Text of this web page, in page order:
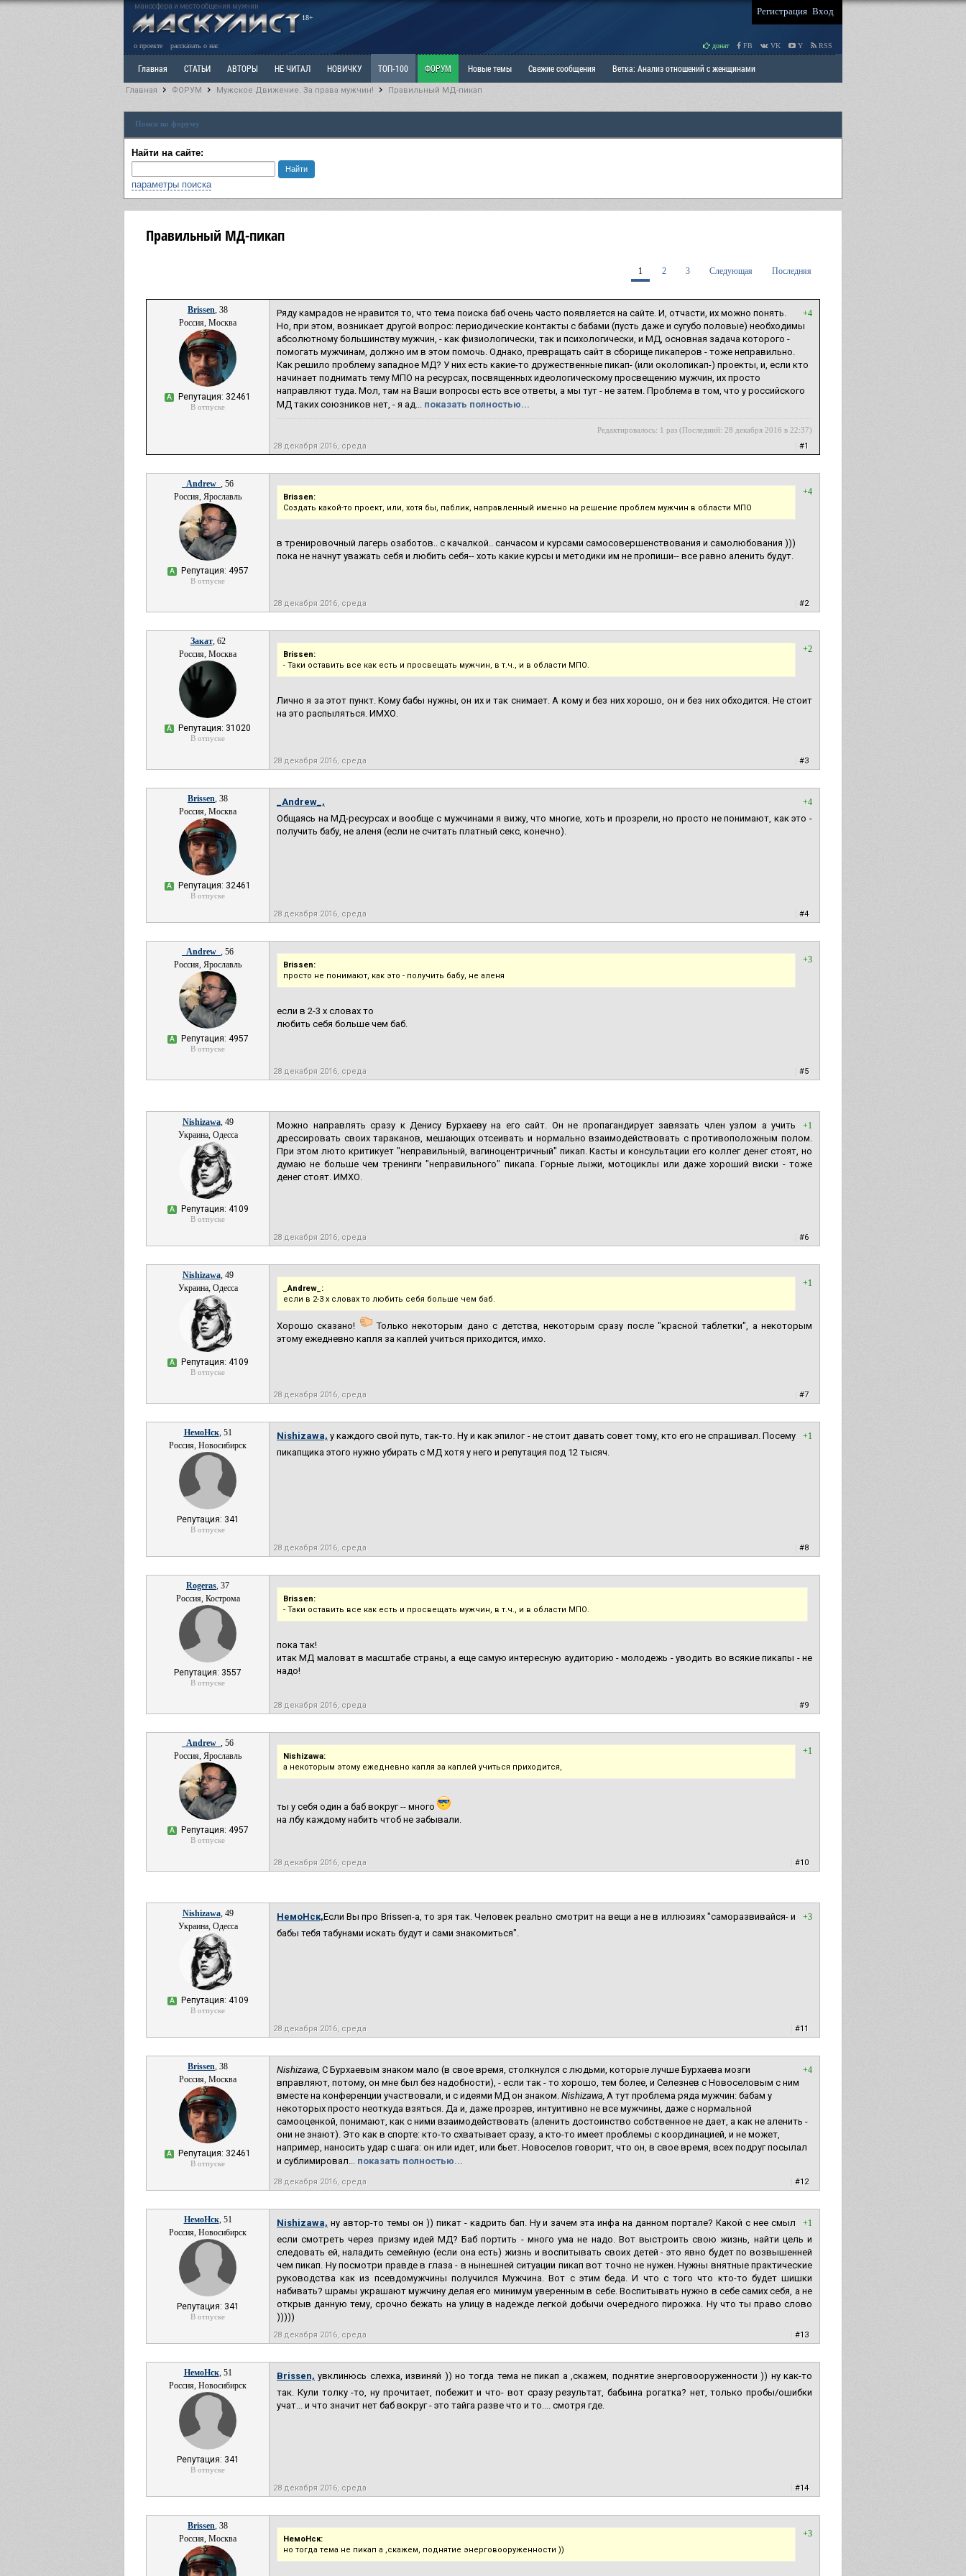
маносфера и место общения мужчин
18+
Регистрация Вход
о проекте рассказать о нас донат FB VK Y RSS
Главная СТАТЬИ АВТОРЫ НЕ ЧИТАЛ НОВИЧКУ ТОП-100 ФОРУМ Новые темы Свежие сообщения Ветка: Анализ отношений с женщинами
Ветка: Расстаюсь или Развожусь. САНЧАС Ветка: Наболевшее. Выскажись! РАЗДЕЛ: Мы и Женщины
РАЗДЕЛ: Разное
Главная ФОРУМ Мужское Движение. За права мужчин! Правильный МД-пикап
Поиск по форуму
Найти на сайте:
параметры поиска
Правильный МД-пикап
1 2 3 Следующая Последняя
Brissen, 38
Россия, Москва
А Репутация: 32461
В отпуске
+4
Ряду камрадов не нравится то, что тема поиска баб очень часто появляется на сайте. И, отчасти, их можно понять.
Но, при этом, возникает другой вопрос: периодические контакты с бабами (пусть даже и сугубо половые) необходимы
абсолютному большинству мужчин, - как физиологически, так и психологически, и МД, основная задача которого -
помогать мужчинам, должно им в этом помочь. Однако, превращать сайт в сборище пикаперов - тоже неправильно.
Как решило проблему западное МД? У них есть какие-то дружественные пикап- (или околопикап-) проекты, и, если кто
начинает поднимать тему МПО на ресурсах, посвященных идеологическому просвещению мужчин, их просто
направляют туда. Мол, там на Ваши вопросы есть все ответы, а мы тут - не затем. Проблема в том, что у российского
МД таких союзников нет, - я ад... показать полностью...
Редактировалось: 1 раз (Последний: 28 декабря 2016 в 22:37)
28 декабря 2016, среда #1
_Andrew_ , 56
Россия, Ярославль
А Репутация: 4957
В отпуске
+4
Brissen:
Создать какой-то проект, или, хотя бы, паблик, направленный именно на решение проблем мужчин в области МПО
в тренировочный лагерь озаботов.. с качалкой.. санчасом и курсами самосовершенствования и самолюбования )))
пока не начнут уважать себя и любить себя-- хоть какие курсы и методики им не пропиши-- все равно аленить будут.
28 декабря 2016, среда #2
Закат, 62
Россия, Москва
А Репутация: 31020
В отпуске
+2
Brissen:
- Таки оставить все как есть и просвещать мужчин, в т.ч., и в области МПО.
Лично я за этот пункт. Кому бабы нужны, он их и так снимает. А кому и без них хорошо, он и без них обходится. Не стоит
на это распыляться. ИМХО.
28 декабря 2016, среда #3
Brissen, 38
Россия, Москва
А Репутация: 32461
В отпуске
+4
_Andrew_,
Общаясь на МД-ресурсах и вообще с мужчинами я вижу, что многие, хоть и прозрели, но просто не понимают, как это -
получить бабу, не аленя (если не считать платный секс, конечно).
28 декабря 2016, среда #4
_Andrew_ , 56
Россия, Ярославль
А Репутация: 4957
В отпуске
+3
Brissen:
просто не понимают, как это - получить бабу, не аленя
если в 2-3 х словах то
любить себя больше чем баб.
28 декабря 2016, среда #5
Nishizawa, 49
Украина, Одесса
А Репутация: 4109
В отпуске
+1
Можно направлять сразу к Денису Бурхаеву на его сайт. Он не пропагандирует завязать член узлом а учить
дрессировать своих тараканов, мешающих отсеивать и нормально взаимодействовать с противоположным полом.
При этом люто критикует "неправильный, вагиноцентричный" пикап. Касты и консультации его коллег денег стоят, но
думаю не больше чем тренинги "неправильного" пикапа. Горные лыжи, мотоциклы или даже хороший виски - тоже
денег стоят. ИМХО.
28 декабря 2016, среда #6
Nishizawa, 49
Украина, Одесса
А Репутация: 4109
В отпуске
+1
_Andrew_:
если в 2-3 х словах то любить себя больше чем баб.
Хорошо сказано!
Только некоторым дано с детства, некоторым сразу после "красной таблетки", а некоторым
этому ежедневно капля за каплей учиться приходится, имхо.
28 декабря 2016, среда #7
НемоНск, 51
Россия, Новосибирск
Репутация: 341
В отпуске
+1
Nishizawa, у каждого свой путь, так-то. Ну и как эпилог - не стоит давать совет тому, кто его не спрашивал. Посему
пикапщика этого нужно убирать с МД хотя у него и репутация под 12 тысяч.
28 декабря 2016, среда #8
Rogeras, 37
Россия, Кострома
Репутация: 3557
В отпуске
Brissen:
- Таки оставить все как есть и просвещать мужчин, в т.ч., и в области МПО.
пока так!
итак МД маловат в масштабе страны, а еще самую интересную аудиторию - молодежь - уводить во всякие пикапы - не
надо!
28 декабря 2016, среда #9
_Andrew_ , 56
Россия, Ярославль
А Репутация: 4957
В отпуске
+1
Nishizawa:
а некоторым этому ежедневно капля за каплей учиться приходится,
ты у себя один а баб вокруг -- много
на лбу каждому набить чтоб не забывали.
28 декабря 2016, среда #10
Nishizawa, 49
Украина, Одесса
А Репутация: 4109
В отпуске
+3
НемоНск,Если Вы про Brissen-a, то зря так. Человек реально смотрит на вещи а не в иллюзиях "саморазвивайся- и
бабы тебя табунами искать будут и сами знакомиться".
28 декабря 2016, среда #11
Brissen, 38
Россия, Москва
А Репутация: 32461
В отпуске
+4
Nishizawa, С Бурхаевым знаком мало (в свое время, столкнулся с людьми, которые лучше Бурхаева мозги
вправляют, потому, он мне был без надобности), - если так - то хорошо, тем более, и Селезнев с Новоселовым с ним
вместе на конференции участвовали, и с идеями МД он знаком. Nishizawa, А тут проблема ряда мужчин: бабам у
некоторых просто неоткуда взяться. Да и, даже прозрев, интуитивно не все мужчины, даже с нормальной
самооценкой, понимают, как с ними взаимодействовать (аленить достоинство собственное не дает, а как не аленить -
они не знают). Это как в спорте: кто-то схватывает сразу, а кто-то имеет проблемы с координацией, и не может,
например, наносить удар с шага: он или идет, или бьет. Новоселов говорит, что он, в свое время, всех подруг посылал
и сублимировал... показать полностью...
28 декабря 2016, среда #12
НемоНск, 51
Россия, Новосибирск
Репутация: 341
В отпуске
+1
Nishizawa, ну автор-то темы он )) пикат - кадрить бап. Ну и зачем эта инфа на данном портале? Какой с нее смыл
если смотреть через призму идей МД? Баб портить - много ума не надо. Вот выстроить свою жизнь, найти цель и
следовать ей, наладить семейную (если она есть) жизнь и воспитывать своих детей - это явно будет по возвышенней
чем пикап. Ну посмотри правде в глаза - в нынешней ситуации пикап вот точно не нужен. Нужны внятные практические
руководства как из псевдомужчины получился Мужчина. Вот с этим беда. И что с того что кто-то будет шишки
набивать? шрамы украшают мужчину делая его минимум уверенным в себе. Воспитывать нужно в себе самих себя, а не
открыв данную тему, срочно бежать на улицу в надежде легкой добычи очередного пирожка. Ну что ты право слово
)))))
28 декабря 2016, среда #13
НемоНск, 51
Россия, Новосибирск
Репутация: 341
В отпуске
Brissen, увклинюсь слехка, извиняй )) но тогда тема не пикап а ,скажем, поднятие энерговооруженности )) ну как-то
так. Кули толку -то, ну прочитает, побежит и что- вот сразу результат, бабьина рогатка? нет, только пробы/ошибки
учат... и что значит нет баб вокруг - это тайга разве что и то.... смотря где.
28 декабря 2016, среда #14
Brissen, 38
Россия, Москва
+3
НемоНск:
но тогда тема не пикап а ,скажем, поднятие энерговооруженности ))